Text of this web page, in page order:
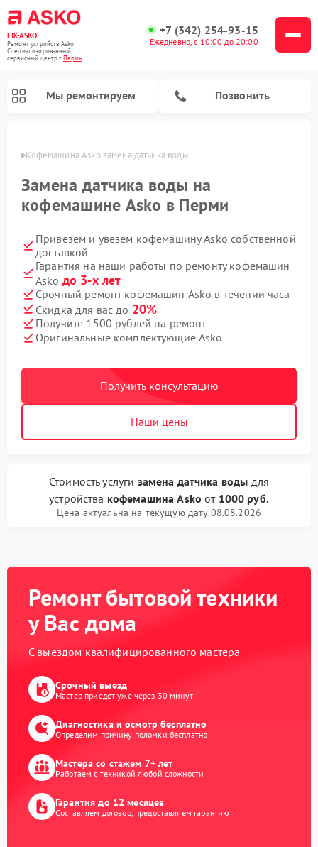
FIX-ASKO
Ремонт устройств Asko
Специализированный
cервисный центр г.Пермь
+7 (342) 254-93-15
Ежедневно, с 10:00 до 20:00
Мы ремонтируем Позвонить
Кофемашина Asko замена датчика воды
Замена датчика воды на
кофемашине Asko в Перми
Привезем и увезем кофемашину Asko собственной
доставкой
Гарантия на наши работы по ремонту кофемашин
Asko до 3-х лет
Срочный ремонт кофемашин Asko в течении часа
Скидка для вас до 20%
Получите 1500 рублей на ремонт
Оригинальные комплектующие Asko
Получить консультацию
Наши цены
Стоимость услуги замена датчика воды для
устройства кофемашина Asko от 1000 руб.
Цена актуальна на текущую дату 08.08.2026
Ремонт бытовой техники
у Вас дома
С выездом квалифицированного мастера
Срочный выезд
Мастер приедет уже через 30 минут
Диагностика и осмотр бесплатно
Определим причину поломки бесплатно
Мастера со стажем 7+ лет
Работаем с техникой любой сложности
Гарантия до 12 месяцев
Составляем договор, предоставляем гарантию